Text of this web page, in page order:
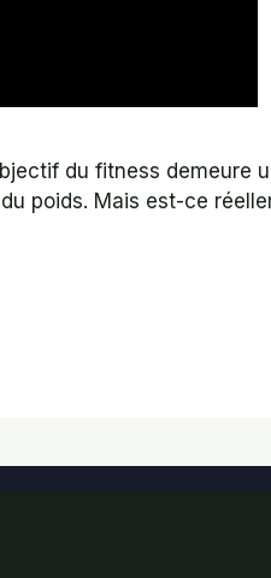
du fitness demeure
poids. Mais est-ce